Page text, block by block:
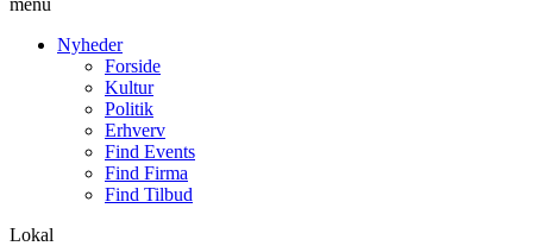
Nyheder
Forside
Kultur
Politik
Erhverv
Find Events
Find Firma
Find Tilbud
Lokal